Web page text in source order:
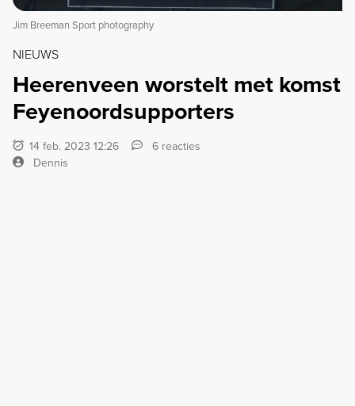
Jim Breeman Sport photography
NIEUWS
Heerenveen worstelt met komst
Feyenoordsupporters
14 feb. 2023 12:26
6 reacties
Dennis